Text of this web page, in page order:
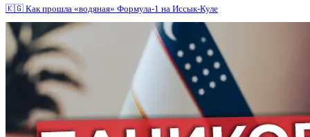
🇰🇬 Как прошла «водяная» Формула-1 на Иссык-Куле